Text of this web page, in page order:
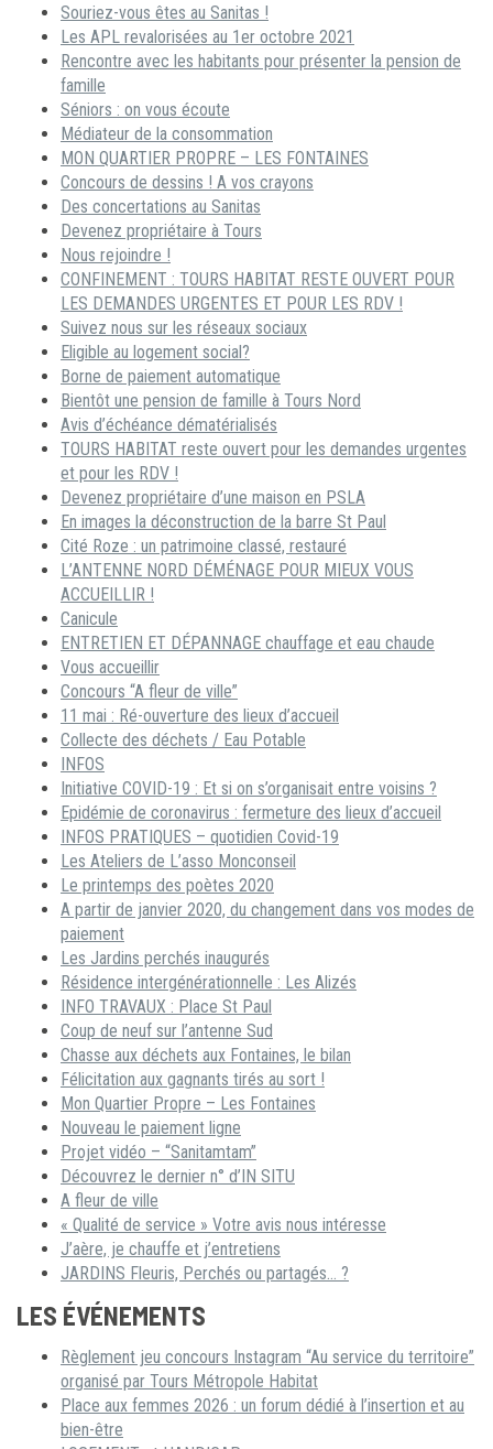
Souriez-vous êtes au Sanitas !
Les APL revalorisées au 1er octobre 2021
Rencontre avec les habitants pour présenter la pension de
famille
Séniors : on vous écoute
Médiateur de la consommation
MON QUARTIER PROPRE – LES FONTAINES
Concours de dessins ! A vos crayons
Des concertations au Sanitas
Devenez propriétaire à Tours
Nous rejoindre !
CONFINEMENT : TOURS HABITAT RESTE OUVERT POUR
LES DEMANDES URGENTES ET POUR LES RDV !
Suivez nous sur les réseaux sociaux
Eligible au logement social?
Borne de paiement automatique
Bientôt une pension de famille à Tours Nord
Avis d’échéance dématérialisés
TOURS HABITAT reste ouvert pour les demandes urgentes
et pour les RDV !
Devenez propriétaire d’une maison en PSLA
En images la déconstruction de la barre St Paul
Cité Roze : un patrimoine classé, restauré
L’ANTENNE NORD DÉMÉNAGE POUR MIEUX VOUS
ACCUEILLIR !
Canicule
ENTRETIEN ET DÉPANNAGE chauffage et eau chaude
Vous accueillir
Concours “A fleur de ville”
11 mai : Ré-ouverture des lieux d’accueil
Collecte des déchets / Eau Potable
INFOS
Initiative COVID-19 : Et si on s’organisait entre voisins ?
Epidémie de coronavirus : fermeture des lieux d’accueil
INFOS PRATIQUES – quotidien Covid-19
Les Ateliers de L’asso Monconseil
Le printemps des poètes 2020
A partir de janvier 2020, du changement dans vos modes de
paiement
Les Jardins perchés inaugurés
Résidence intergénérationnelle : Les Alizés
INFO TRAVAUX : Place St Paul
Coup de neuf sur l’antenne Sud
Chasse aux déchets aux Fontaines, le bilan
Félicitation aux gagnants tirés au sort !
Mon Quartier Propre – Les Fontaines
Nouveau le paiement ligne
Projet vidéo – “Sanitamtam”
Découvrez le dernier n° d’IN SITU
A fleur de ville
« Qualité de service » Votre avis nous intéresse
J’aère, je chauffe et j’entretiens
JARDINS Fleuris, Perchés ou partagés… ?
LES ÉVÉNEMENTS
Règlement jeu concours Instagram “Au service du territoire”
organisé par Tours Métropole Habitat
Place aux femmes 2026 : un forum dédié à l’insertion et au
bien-être